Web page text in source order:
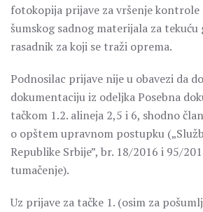
fotokopija prijave za vršenje
šumskog sadnog materijala za tekuću
rasadnik za koji se traži oprema.
Podnosilac prijave nije u obavezi da
dokumentaciju iz odeljka Posebna
tačkom 1.2. alineja 2,5 i 6, shodno
o opštem upravnom postupku
Republike Srbije”, br. 18/2016 i 95/
tumačenje).
Uz prijave za tačke 1. (osim za